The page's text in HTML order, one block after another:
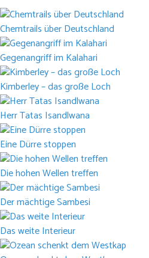
Chemtrails über Deutschland
Gegenangriff im Kalahari
Kimberley – das große Loch
Herr Tatas Isandlwana
Eine Dürre stoppen
Die hohen Wellen treffen
Der mächtige Sambesi
Das weite Interieur